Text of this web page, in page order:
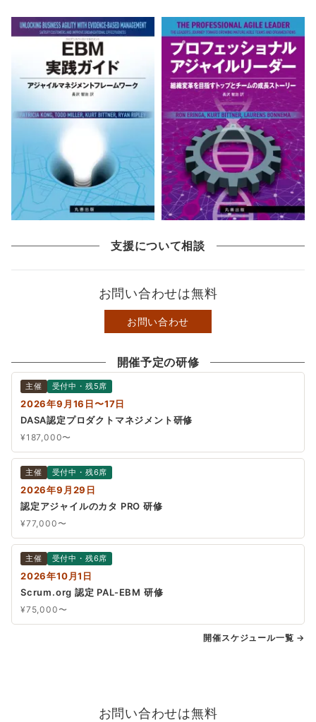
支援について相談
お問い合わせは無料
お問い合わせ
開催予定の研修
主催 受付中・残5席
2026年9月16日〜17日
DASA認定プロダクトマネジメント研修
¥187,000〜
主催 受付中・残6席
2026年9月29日
認定アジャイルのカタ PRO 研修
¥77,000〜
主催 受付中・残6席
2026年10月1日
Scrum.org 認定 PAL-EBM 研修
¥75,000〜
開催スケジュール一覧 →
お問い合わせは無料